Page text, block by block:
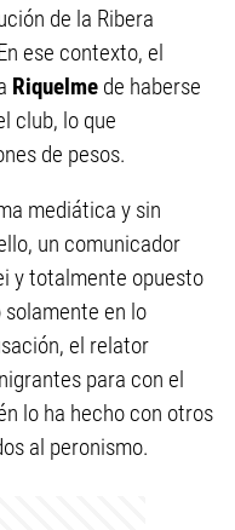
de la Ribera
ese contexto, el
Riquelme de haberse
club, lo que
de pesos.
mediática y sin
un comunicador
y totalmente opuesto
solamente en lo
el relator
para con el
lo ha hecho con otros
al peronismo.